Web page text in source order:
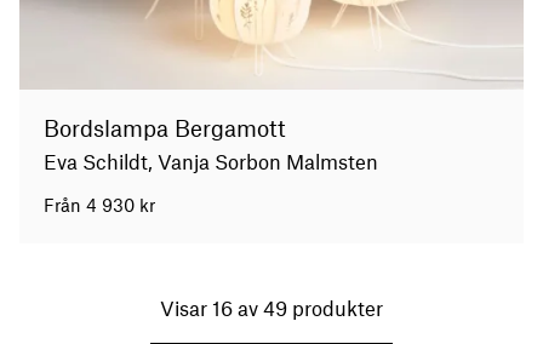
Bordslampa Bergamott
Eva Schildt, Vanja Sorbon Malmsten
Från 4 930 kr
Visar 16 av 49 produkter